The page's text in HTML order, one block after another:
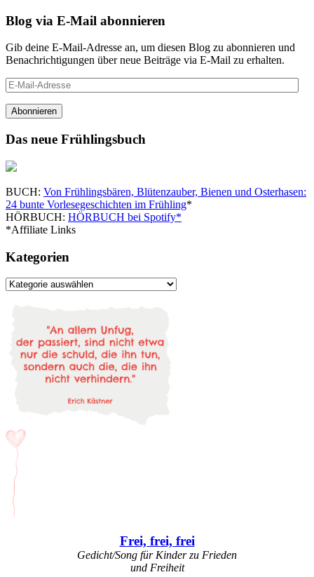
Blog via E-Mail abonnieren
Gib deine E-Mail-Adresse an, um diesen Blog zu abonnieren und
Benachrichtigungen über neue Beiträge via E-Mail zu erhalten.
E-
Mail-
Adresse
Abonnieren
Das neue Frühlingsbuch
BUCH: Von Frühlingsbären, Blütenzauber, Bienen und Osterhasen:
24 bunte Vorlesegeschichten im Frühling*
HÖRBUCH: HÖRBUCH bei Spotify*
*Affiliate Links
Kategorien
Kategorien
Frei, frei, frei
Gedicht/Song für Kinder zu Frieden
und Freiheit